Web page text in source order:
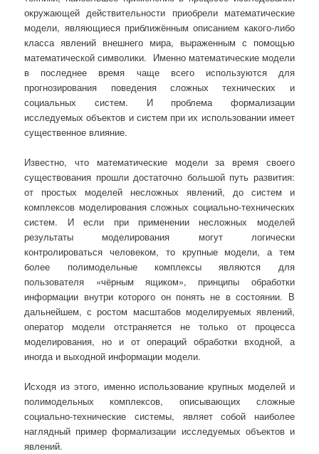
окружающей действительности приобрели математические
модели, являющиеся приближённым описанием какого-либо
класса явлений внешнего мира, выраженным с помощью
математической символики. Именно математические модели
в последнее время чаще всего используются для
прогнозирования поведения сложных технических и
социальных систем. И проблема формализации
исследуемых объектов и систем при их использовании имеет
существенное влияние.
Известно, что математические модели за время своего
существования прошли достаточно большой путь развития:
от простых моделей несложных явлений, до систем и
комплексов моделирования сложных социально-технических
систем. И если при применении несложных моделей
результаты моделирования могут логически
контролироваться человеком, то крупные модели, а тем
более полимодельные комплексы являются для
пользователя «чёрным ящиком», принципы обработки
информации внутри которого он понять не в состоянии. В
дальнейшем, с ростом масштабов моделируемых явлений,
оператор модели отстраняется не только от процесса
моделирования, но и от операций обработки входной, а
иногда и выходной информации модели.
Исходя из этого, именно использование крупных моделей и
полимодельных комплексов, описывающих сложные
социально-технические системы, являет собой наиболее
наглядный пример формализации исследуемых объектов и
явлений.